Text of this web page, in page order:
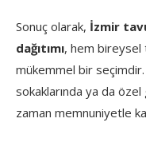
Sonuç olarak, İzmir
dağıtımı, hem bireysel
mükemmel bir
sokaklarında ya da
zaman memnuniyetle